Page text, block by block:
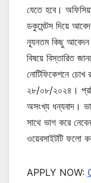
যেতে হবে।
ডকুমেন্টস দিয়ে
ন্যূনতম কিছু আবেদন
বিষয়ে বিস্তারিত
নোটিফিকেশনে চোখ
২৮/০৮/২০২৪।
অসংখ্য ধন্যবাদ।
সাথে ভাগ করে
ওয়েবসাইটটি ফলো
APPLY NOW: